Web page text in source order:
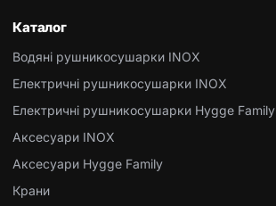
Каталог
Водяні рушникосушарки INOX
Електричні рушникосушарки INOX
Електричні рушникосушарки Hygge Family
Аксесуари INOX
Аксесуари Hygge Family
Крани